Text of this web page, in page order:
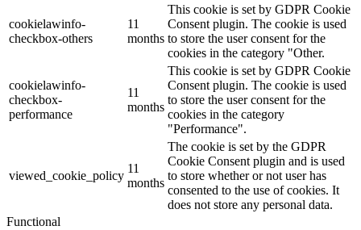
cookielawinfo-
checkbox-others
11
months
This cookie is set by GDPR Cookie
Consent plugin. The cookie is used
to store the user consent for the
cookies in the category "Other.
cookielawinfo-
checkbox-
performance
11
months
This cookie is set by GDPR Cookie
Consent plugin. The cookie is used
to store the user consent for the
cookies in the category
"Performance".
viewed_cookie_policy
11
months
The cookie is set by the GDPR
Cookie Consent plugin and is used
to store whether or not user has
consented to the use of cookies. It
does not store any personal data.
Functional